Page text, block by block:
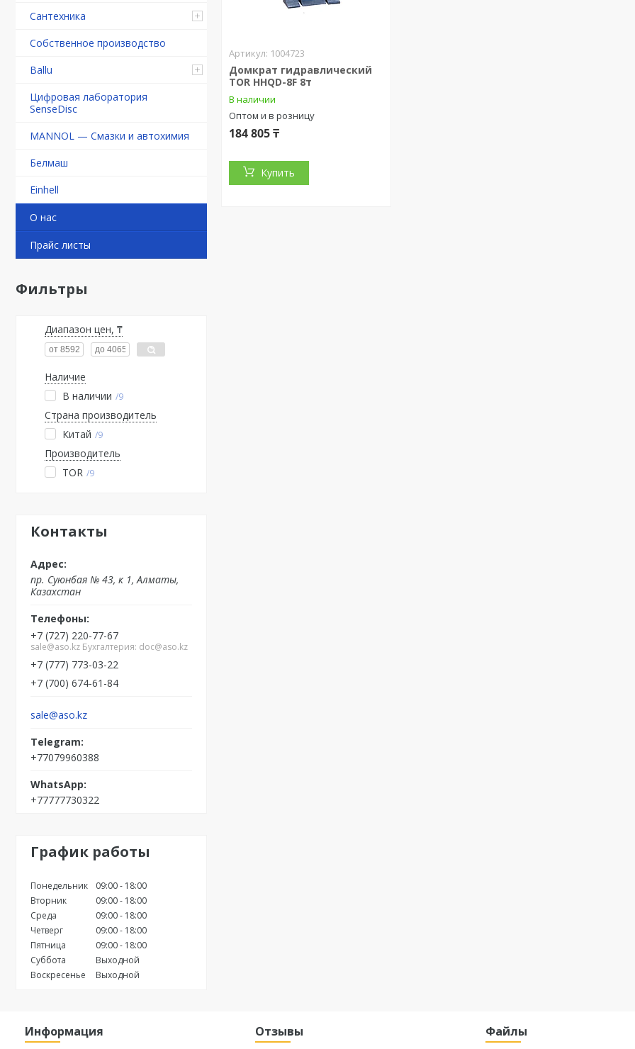
Сантехника
Собственное производство
Ballu
Цифровая лаборатория
SenseDisc
MANNOL — Смазки и автохимия
Белмаш
Einhell
О нас
Прайс листы
Фильтры
Диапазон цен, ₸
Наличие
В наличии
9
Страна производитель
Китай
9
Производитель
TOR 9
Контакты
пр. Суюнбая № 43, к 1, Алматы,
Казахстан
+7 (727) 220-77-67
sale@aso.kz Бухгалтерия: doc@aso.kz
+7 (777) 773-03-22
+7 (700) 674-61-84
sale@aso.kz
+77079960388
+77777730322
График работы
Понедельник 09:00
18:00
Вторник
09:00
18:00
Среда
09:00
18:00
Четверг
09:00
18:00
Пятница
09:00
18:00
Суббота
Выходной
Воскресенье
Выходной
1004723
Домкрат гидравлический
TOR HHQD-8F 8т
В наличии
Оптом и в розницу
184 805 ₸
Купить
Информация Отзывы Файлы